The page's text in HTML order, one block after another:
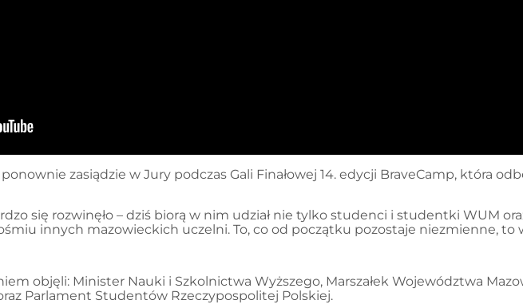
zasiądzie w Jury podczas Gali Finałowej 14. edycji BraveCamp, która
się rozwinęło – dziś biorą w nim udział nie tylko studenci i studentki WUM
innych mazowieckich uczelni. To, co od początku pozostaje niezmienne, to
objęli: Minister Nauki i Szkolnictwa Wyższego, Marszałek Województwa
Parlament Studentów Rzeczypospolitej Polskiej.